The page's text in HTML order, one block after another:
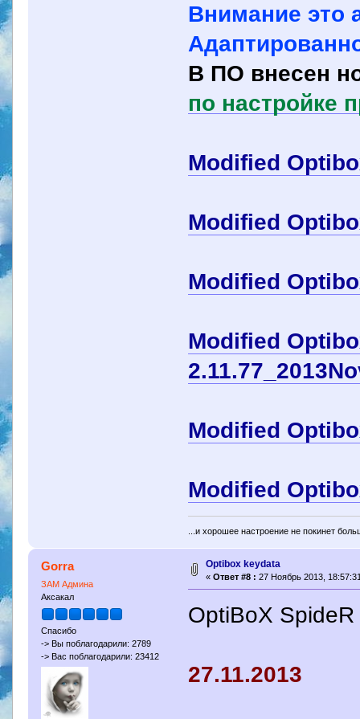
Внимание это
В ПО внесен
по настройке
Modified
Modified
Modified
Modified
Modified
Modified
...и хорошее настроение не покинет
Gorra
ЗАМ Админа
Аксакал
Спасибо
-> Вы поблагодарили: 2789
-> Вас поблагодарили: 23412
Optibox keydata
« Ответ #8 : 27 Ноябрь 2013,
OptiBoX
27.11.2013